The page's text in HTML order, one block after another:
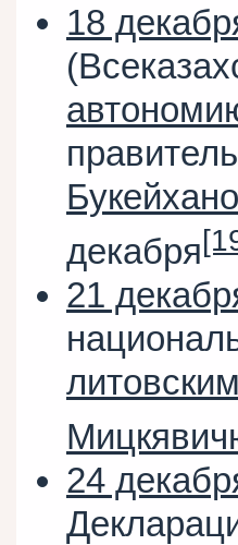
18
декабря
21
литовским
24